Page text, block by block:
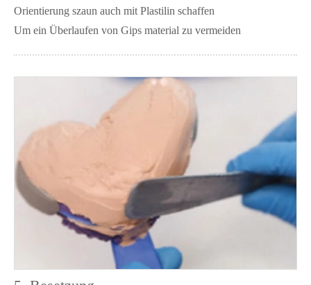
Orientierung szaun auch mit Plastilin schaffen
Um ein Überlaufen von Gips material zu vermeiden